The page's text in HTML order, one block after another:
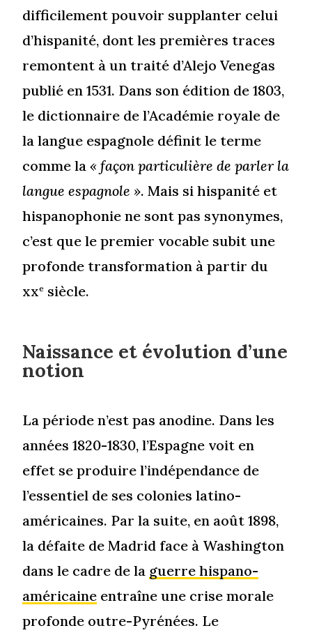
difficilement pouvoir supplanter celui
d’hispanité, dont les premières traces
remontent à un traité d’Alejo Venegas
publié en 1531. Dans son édition de 1803,
le dictionnaire de l’Académie royale de
la langue espagnole définit le terme
comme la« façon particulière de parler la
langue espagnole ». Mais si hispanité et
hispanophonie ne sont pas synonymes,
c’est que le premier vocable subit une
profonde transformation à partir du
xxe siècle.
Naissance et évolution d’une
notion
La période n’est pas anodine. Dans les
années 1820-1830, l’Espagne voit en
effet se produire l’indépendance de
l’essentiel de ses colonies latino-
américaines. Par la suite, en août 1898,
la défaite de Madrid face à Washington
dans le cadre de la guerre hispano-
américaine entraîne une crise morale
profonde outre-Pyrénées. Le